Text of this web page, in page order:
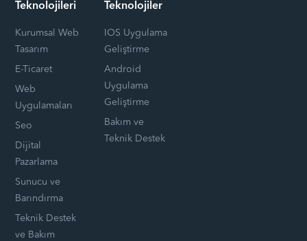
Teknolojileri
Kurumsal Web
Tasarım
E-Ticaret
Web
Uygulamaları
Seo
Dijital
Pazarlama
Sunucu ve
Barındırma
Teknik Destek
ve Bakım
Teknolojiler
IOS Uygulama
Geliştirme
Android
Uygulama
Geliştirme
Bakım ve
Teknik Destek